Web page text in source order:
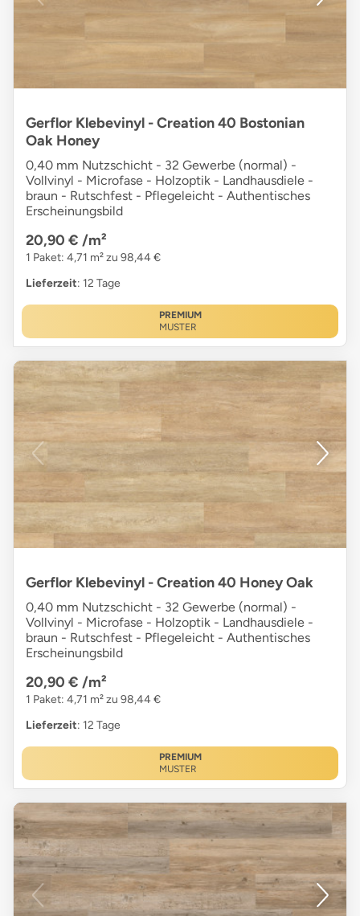
Gerflor Klebevinyl - Creation 40 Bostonian
Oak Honey
0,40 mm Nutzschicht - 32 Gewerbe (normal) -
Vollvinyl - Microfase - Holzoptik - Landhausdiele -
braun - Rutschfest - Pflegeleicht - Authentisches
Erscheinungsbild
20,90 € /m²
1 Paket: 4,71 m² zu 98,44 €
Lieferzeit: 12 Tage
PREMIUM
MUSTER
Gerflor Klebevinyl - Creation 40 Honey Oak
0,40 mm Nutzschicht - 32 Gewerbe (normal) -
Vollvinyl - Microfase - Holzoptik - Landhausdiele -
braun - Rutschfest - Pflegeleicht - Authentisches
Erscheinungsbild
20,90 € /m²
1 Paket: 4,71 m² zu 98,44 €
Lieferzeit: 12 Tage
PREMIUM
MUSTER